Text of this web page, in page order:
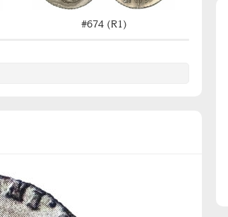
#674 (R1)